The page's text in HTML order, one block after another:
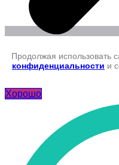
Продолжая использовать
конфиденциальности и
Хорошо